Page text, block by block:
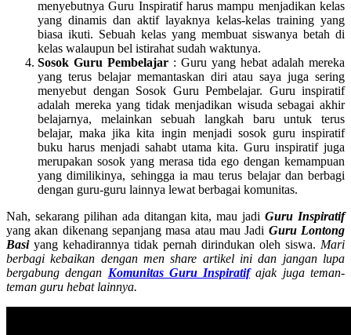
menyebutnya Guru Inspiratif harus mampu menjadikan kelas
yang dinamis dan aktif layaknya kelas-kelas training yang
biasa ikuti. Sebuah kelas yang membuat siswanya betah di
kelas walaupun bel istirahat sudah waktunya.
Sosok Guru Pembelajar : Guru yang hebat adalah mereka
yang terus belajar memantaskan diri atau saya juga sering
menyebut dengan Sosok Guru Pembelajar. Guru inspiratif
adalah mereka yang tidak menjadikan wisuda sebagai akhir
belajarnya, melainkan sebuah langkah baru untuk terus
belajar, maka jika kita ingin menjadi sosok guru inspiratif
buku harus menjadi sahabt utama kita. Guru inspiratif juga
merupakan sosok yang merasa tida ego dengan kemampuan
yang dimilikinya, sehingga ia mau terus belajar dan berbagi
dengan guru-guru lainnya lewat berbagai komunitas.
Nah, sekarang pilihan ada ditangan kita, mau jadiGuru Inspiratif
yang akan dikenang sepanjang masa atau mau Jadi Guru Lontong
Basi yang kehadirannya tidak pernah dirindukan oleh siswa. Mari
berbagi kebaikan dengan men share artikel ini dan jangan lupa
bergabung dengan Komunitas Guru Inspiratifajak juga teman-
teman guru hebat lainnya.